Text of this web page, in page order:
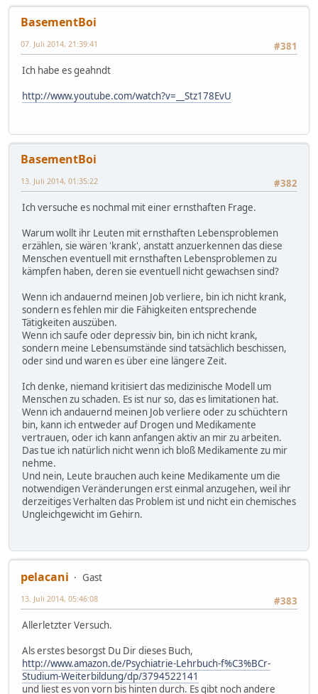
BasementBoi
#381
07. Juli 2014, 21:39:41
Ich habe es geahndt
http://www.youtube.com/watch?v=__Stz178EvU
BasementBoi
#382
13. Juli 2014, 01:35:22
Ich versuche es nochmal mit einer ernsthaften Frage.
Warum wollt ihr Leuten mit ernsthaften Lebensproblemen
erzählen, sie wären 'krank', anstatt anzuerkennen das diese
Menschen eventuell mit ernsthaften Lebensproblemen zu
kämpfen haben, deren sie eventuell nicht gewachsen sind?
Wenn ich andauernd meinen Job verliere, bin ich nicht krank,
sondern es fehlen mir die Fähigkeiten entsprechende
Tätigkeiten auszüben.
Wenn ich saufe oder depressiv bin, bin ich nicht krank,
sondern meine Lebensumstände sind tatsächlich beschissen,
oder sind und waren es über eine längere Zeit.
Ich denke, niemand kritisiert das medizinische Modell um
Menschen zu schaden. Es ist nur so, das es limitationen hat.
Wenn ich andauernd meinen Job verliere oder zu schüchtern
bin, kann ich entweder auf Drogen und Medikamente
vertrauen, oder ich kann anfangen aktiv an mir zu arbeiten.
Das tue ich natürlich nicht wenn ich bloß Medikamente zu mir
nehme.
Und nein, Leute brauchen auch keine Medikamente um die
notwendigen Veränderungen erst einmal anzugehen, weil ihr
derzeitiges Verhalten das Problem ist und nicht ein chemisches
Ungleichgewicht im Gehirn.
pelacani
Gast
#383
13. Juli 2014, 05:46:08
Allerletzter Versuch.
Als erstes besorgst Du Dir dieses Buch,
http://www.amazon.de/Psychiatrie-Lehrbuch-f%C3%BCr-
Studium-Weiterbildung/dp/3794522141
und liest es von vorn bis hinten durch. Es gibt noch andere